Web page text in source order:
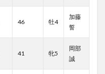
46 牡4
加藤
誓
41 牝5
岡部
誠